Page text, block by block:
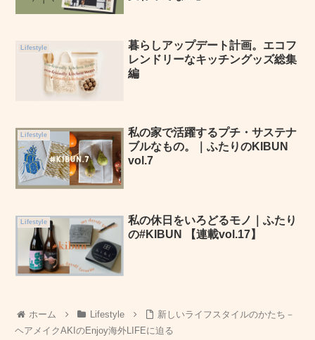
Lifestyle
暮らしアップデート計画。エコフ
レンドリーなキッチングッズ総集
編
Lifestyle
私の家で活躍するプチ・サステナ
ブルなもの。｜ふたりのKIBUN
vol.7
Lifestyle
私の休日をいろどるモノ｜ふたり
の#KIBUN 【連載vol.17】
ホーム Lifestyle
新しいライフスタイルのかたち－
ヘアメイクAKIのEnjoy海外LIFEに迫る